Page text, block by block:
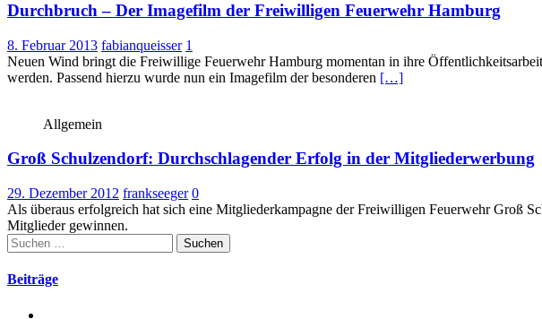
Durchbruch – Der Imagefilm der Freiwilligen Feuerwehr Hamburg
8. Februar 2013 fabianqueisser 1
Neuen Wind bringt die Freiwillige Feuerwehr Hamburg momentan in ihre
werden. Passend hierzu wurde nun ein Imagefilm der besonderen […]
Allgemein
Groß Schulzendorf: Durchschlagender Erfolg in der Mitgliederwerbung
29. Dezember 2012 frankseeger 0
Als überaus erfolgreich hat sich eine Mitgliederkampagne der Freiwilligen Feuerwehr Groß
Mitglieder gewinnen.
Suchen
nach:
Beiträge